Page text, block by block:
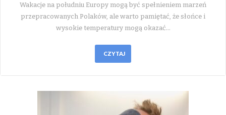
Wakacje na południu Europy mogą być spełnieniem marzeń
przepracowanych Polaków, ale warto pamiętać, że słońce i
wysokie temperatury mogą okazać…
CZYTAJ